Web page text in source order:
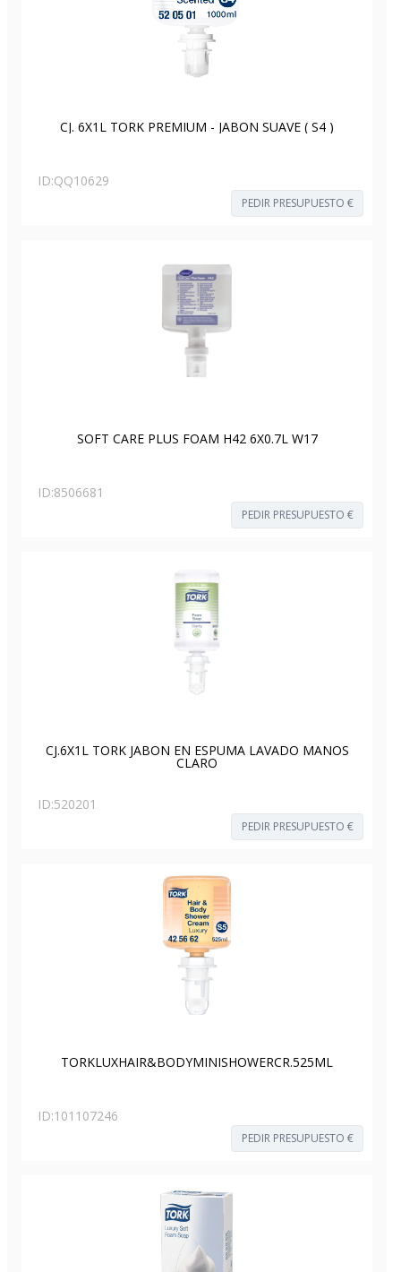
CJ. 6X1L TORK PREMIUM - JABON SUAVE ( S4 )
ID:QQ10629
PEDIR PRESUPUESTO €
SOFT CARE PLUS FOAM H42 6X0.7L W17
ID:8506681
PEDIR PRESUPUESTO €
CJ.6X1L TORK JABON EN ESPUMA LAVADO MANOS
CLARO
ID:520201
PEDIR PRESUPUESTO €
TORKLUXHAIR&BODYMINISHOWERCR.525ML
ID:101107246
PEDIR PRESUPUESTO €